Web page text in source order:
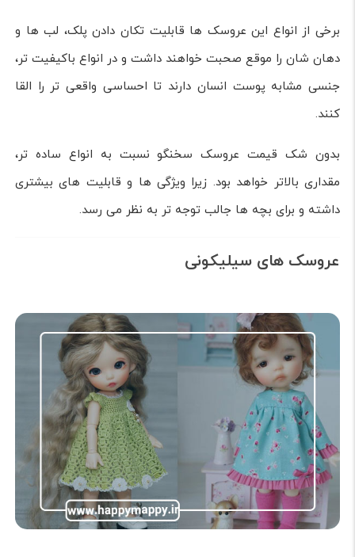
برخی از انواع این عروسک ها قابلیت تکان دادن پلک، لب ها و
دهان شان را موقع صحبت خواهند داشت و در انواع باکیفیت تر،
جنسی مشابه پوست انسان دارند تا احساسی واقعی تر را القا
کنند.
بدون شک قیمت عروسک سخنگو نسبت به انواع ساده تر،
مقداری بالاتر خواهد بود. زیرا ویژگی ها و قابلیت های بیشتری
داشته و برای بچه ها جالب توجه تر به نظر می رسد.
عروسک های سیلیکونی